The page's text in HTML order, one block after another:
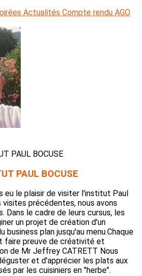
Actualités Compte rendu AGO
PAUL BOCUSE
eu le plaisir de visiter l'institut Paul
visites précédentes, nous avons
Dans le cadre de leurs cursus, les
un projet de création d'un
business plan jusqu'au menu.Chaque
faire preuve de créativité et
de Mr Jeffrey CATRETT Nous
et d'apprécier les plats aux
par les cuisiniers en "herbe".